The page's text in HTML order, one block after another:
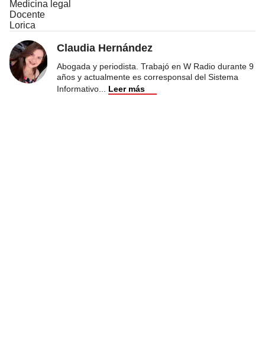
Medicina legal
Docente
Lorica
Claudia Hernández
Abogada y periodista. Trabajó en W Radio durante 9
años y actualmente es corresponsal del Sistema
Informativo
Leer más